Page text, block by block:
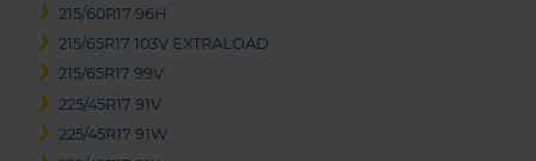
215/60R17 96H
215/65R17 103V EXTRALOAD
215/65R17 99V
225/45R17 91V
225/45R17 91W